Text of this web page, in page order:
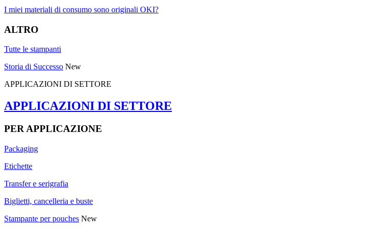
I miei materiali di consumo sono originali OKI?
ALTRO
Tutte le stampanti
Storia di Successo New
APPLICAZIONI DI SETTORE
APPLICAZIONI DI SETTORE
PER APPLICAZIONE
Packaging
Etichette
Transfer e serigrafia
Biglietti, cancelleria e buste
Stampante per pouches New